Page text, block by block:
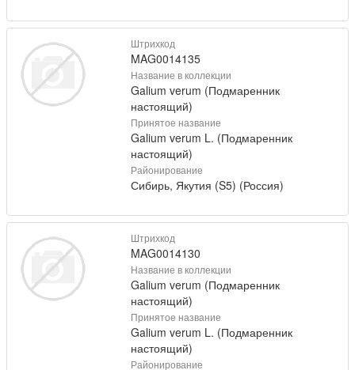
Штрихкод
MAG0014135
Название в коллекции
Galium verum (Подмаренник
настоящий)
Принятое название
Galium verum L. (Подмаренник
настоящий)
Районирование
Сибирь, Якутия (S5) (Россия)
Штрихкод
MAG0014130
Название в коллекции
Galium verum (Подмаренник
настоящий)
Принятое название
Galium verum L. (Подмаренник
настоящий)
Районирование